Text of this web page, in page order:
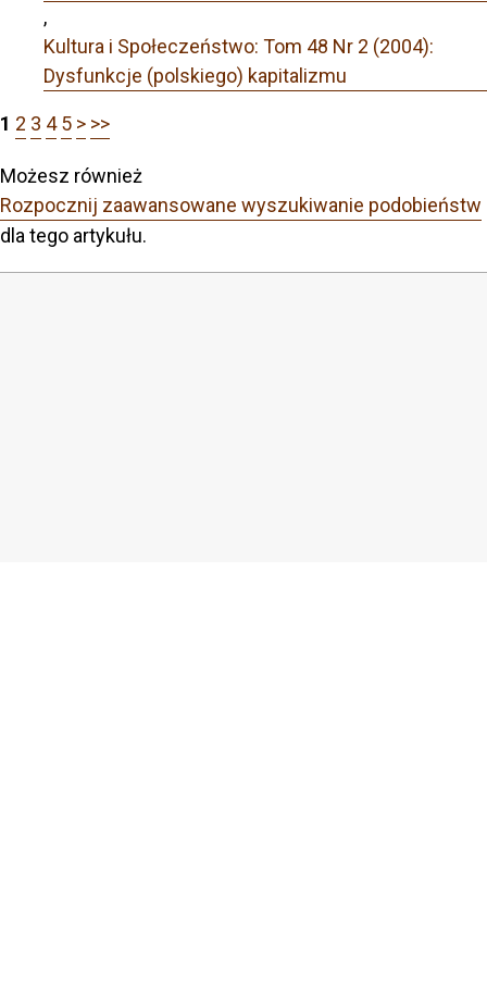
,
Kultura i Społeczeństwo: Tom 48 Nr 2 (2004):
Dysfunkcje (polskiego) kapitalizmu
1 2 3 4 5 > >>
Możesz również
Rozpocznij zaawansowane wyszukiwanie podobieństw
dla tego artykułu.